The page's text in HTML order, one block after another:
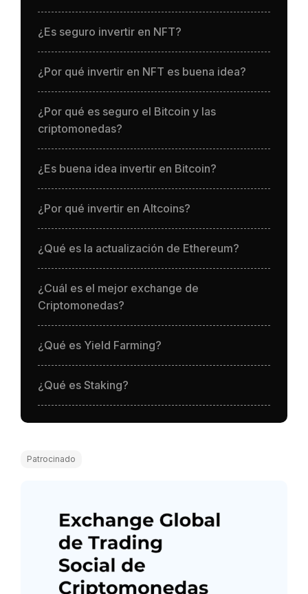
¿Es seguro invertir en NFT?
¿Por qué invertir en NFT es buena idea?
¿Por qué es seguro el Bitcoin y las
criptomonedas?
¿Es buena idea invertir en Bitcoin?
¿Por qué invertir en Altcoins?
¿Qué es la actualización de Ethereum?
¿Cuál es el mejor exchange de
Criptomonedas?
¿Qué es Yield Farming?
¿Qué es Staking?
Patrocinado